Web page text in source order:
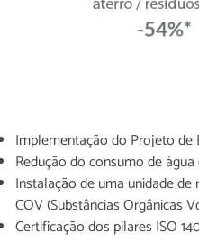
Implementação do Projeto
Redução do consumo de
Instalação de uma unidade
COV (Substâncias Orgânicas
Certificação dos pilares ISO